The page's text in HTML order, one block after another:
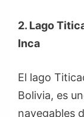
2. Lago
Inca
El lago
Bolivia, es
navegables